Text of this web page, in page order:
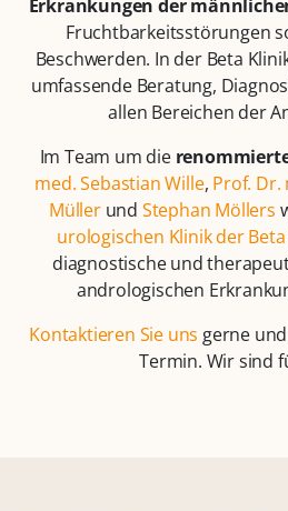
Erkrankungen der
Fruchtbarkeitsstörungen
Beschwerden. In der Beta
umfassende Beratung,
allen Bereichen der
Im Team um die
med. Sebastian Wille, Prof. Dr.
Müllerund Stephan Möllers
urologischen Klinik der
diagnostische und
andrologischen
Kontaktieren Sie uns gerne
Termin. Wir sind